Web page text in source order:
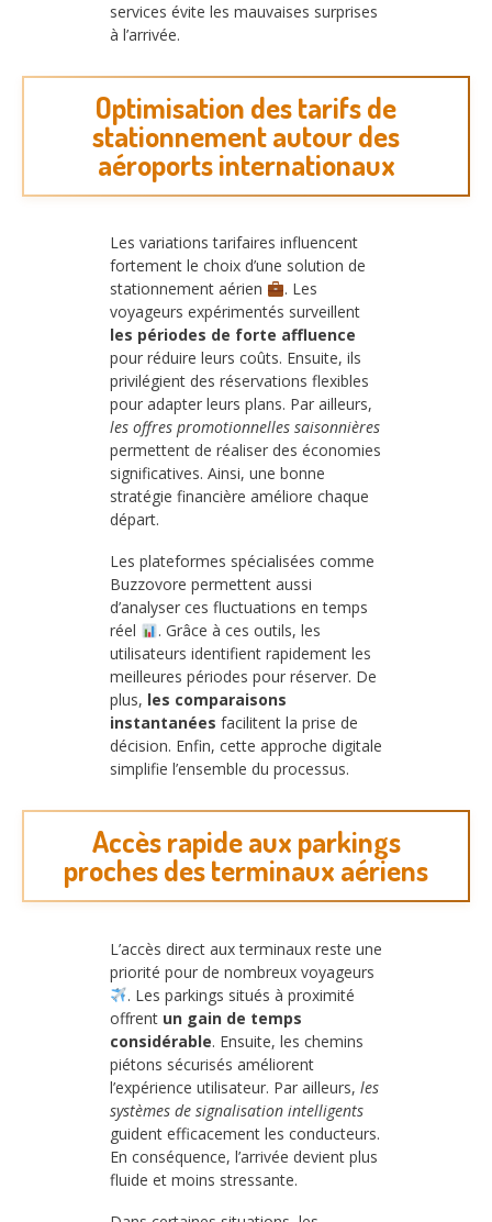
services évite les mauvaises surprises
à l’arrivée.
Optimisation des tarifs de
stationnement autour des
aéroports internationaux
Les variations tarifaires influencent
fortement le choix d’une solution de
stationnement aérien
. Les
voyageurs expérimentés surveillent
les périodes de forte affluence
pour réduire leurs coûts. Ensuite, ils
privilégient des réservations flexibles
pour adapter leurs plans. Par ailleurs,
les offres promotionnelles saisonnières
permettent de réaliser des économies
significatives. Ainsi, une bonne
stratégie financière améliore chaque
départ.
Les plateformes spécialisées comme
Buzzovore permettent aussi
d’analyser ces fluctuations en temps
réel
. Grâce à ces outils, les
utilisateurs identifient rapidement les
meilleures périodes pour réserver. De
plus, les comparaisons
instantanées facilitent la prise de
décision. Enfin, cette approche digitale
simplifie l’ensemble du processus.
Accès rapide aux parkings
proches des terminaux aériens
L’accès direct aux terminaux reste une
priorité pour de nombreux voyageurs
. Les parkings situés à proximité
offrent un gain de temps
considérable. Ensuite, les chemins
piétons sécurisés améliorent
l’expérience utilisateur. Par ailleurs, les
systèmes de signalisation intelligents
guident efficacement les conducteurs.
En conséquence, l’arrivée devient plus
fluide et moins stressante.